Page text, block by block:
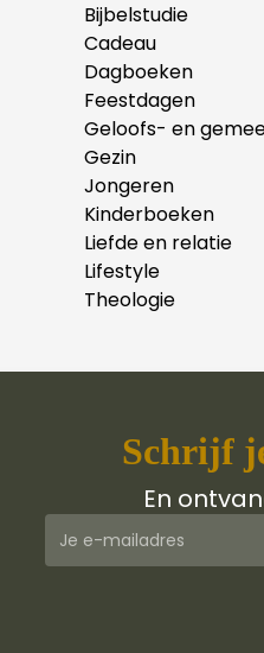
Bijbelstudie
Cadeau
Dagboeken
Feestdagen
Geloofs- en
Gezin
Jongeren
Kinderboeken
Liefde en relatie
Lifestyle
Theologie
Schrijf
En